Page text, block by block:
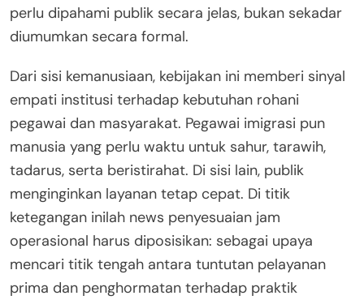
perlu dipahami publik secara jelas, bukan sekadar
diumumkan secara formal.
Dari sisi kemanusiaan, kebijakan ini memberi sinyal
empati institusi terhadap kebutuhan rohani
pegawai dan masyarakat. Pegawai imigrasi pun
manusia yang perlu waktu untuk sahur, tarawih,
tadarus, serta beristirahat. Di sisi lain, publik
menginginkan layanan tetap cepat. Di titik
ketegangan inilah news penyesuaian jam
operasional harus diposisikan: sebagai upaya
mencari titik tengah antara tuntutan pelayanan
prima dan penghormatan terhadap praktik